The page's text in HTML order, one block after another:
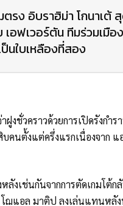
ง อิบราฮิม่า โกนาเต้
ฟเวอร์ตัน ทีมร่วมเมือ
นใบเหลืองที่สอง
งชั่วคราวด้วยการเปิดรังกำ
คนตั้งแต่ครึ่งแรกเนื่องจาก
ลังเช่นกันจากการตัดเกมโต้ก
แอล มาติป ลงเล่นแทนหลัง